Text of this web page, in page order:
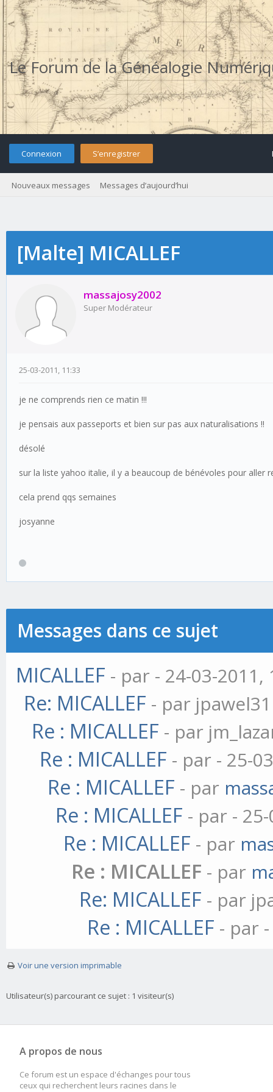
Le Forum de la Généalogie
Connexion S’enregistrer
Nouveaux messages Messages d’aujourd’hui
[Malte] MICALLEF
massajosy2002
Super Modérateur
25-03-2011, 11:33
je ne comprends rien ce matin !!!
je pensais aux passeports et bien sur pas aux naturalisations !!
désolé
sur la liste yahoo italie, il y a beaucoup de bénévoles pour aller
cela prend qqs semaines
josyanne
Messages dans ce sujet
MICALLEF - par - 24-03-2011,
Re: MICALLEF - par
Re : MICALLEF - par
Re : MICALLEF - par - 25-
Re : MICALLEF - par
Re : MICALLEF - par -
Re : MICALLEF - par
Re : MICALLEF - par
Re: MICALLEF - par
Re : MICALLEF - par
Voir une version imprimable
Utilisateur(s) parcourant ce sujet : 1 visiteur(s)
A propos de nous
Ce forum est un espace d'échanges pour tous
ceux qui recherchent leurs racines dans le